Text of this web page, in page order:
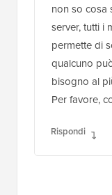
non so cosa
server, tutti i
permette di
qualcuno
bisogno al
Per favore,
Rispondi